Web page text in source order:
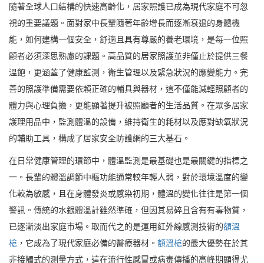
隨著全球人口結構的快速高齡化，居家照護已成為現代家庭不可忽
視的重要議題。面對家中長輩隨著年齡增長而逐漸衰退的身體機
能，如何建構一個安全，舒適且具有尊嚴的養老環境，是每一位照
顧者必須深思熟慮的課題。高品質的居家照護並非僅止於提供三餐
溫飽，更涵蓋了健康監測，衛生管理以及緊急狀況的應變能力。完
善的照護準備需要依賴正確的輔具與器材，這不僅能減輕照顧者的
體力與心理負擔，更能顯著提升被照顧者的生活品質。在眾多居家
護理用品中，監測體溫的設備，維持衛生的耗材以及應對缺氧狀況
的輔助工具，構成了居家安全防護網的三大基石。
在日常健康管理的環節中，體溫監測是最基礎也是最關鍵的指標之
一。長輩的體溫調節中樞功能通常較年輕人弱，對於環境溫度的變
化較為敏感，且在身體發炎或感染初期，體溫的變化往往是第一個
警訊。傳統的水銀體溫計雖然準確，但因其易碎且含有有毒物質，
已逐漸淡出家庭市場。取而代之的是運用紅外線感測技術的額溫
槍 ，它成為了現代家庭必備的醫療器材。 額溫槍的最大優勢在於其
非接觸式的測量方式，這在流行性感冒或病毒傳播的高峰期顯得尤